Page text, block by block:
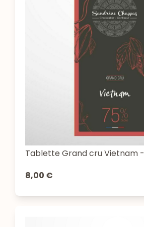
Tablette Grand cru Vietnam -
8,00 €